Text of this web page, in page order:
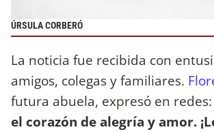
ÚRSULA CORBERÓ
La noticia fue recibida con
amigos, colegas y familiares.
futura abuela, expresó en redes:
el corazón de alegría y amor.